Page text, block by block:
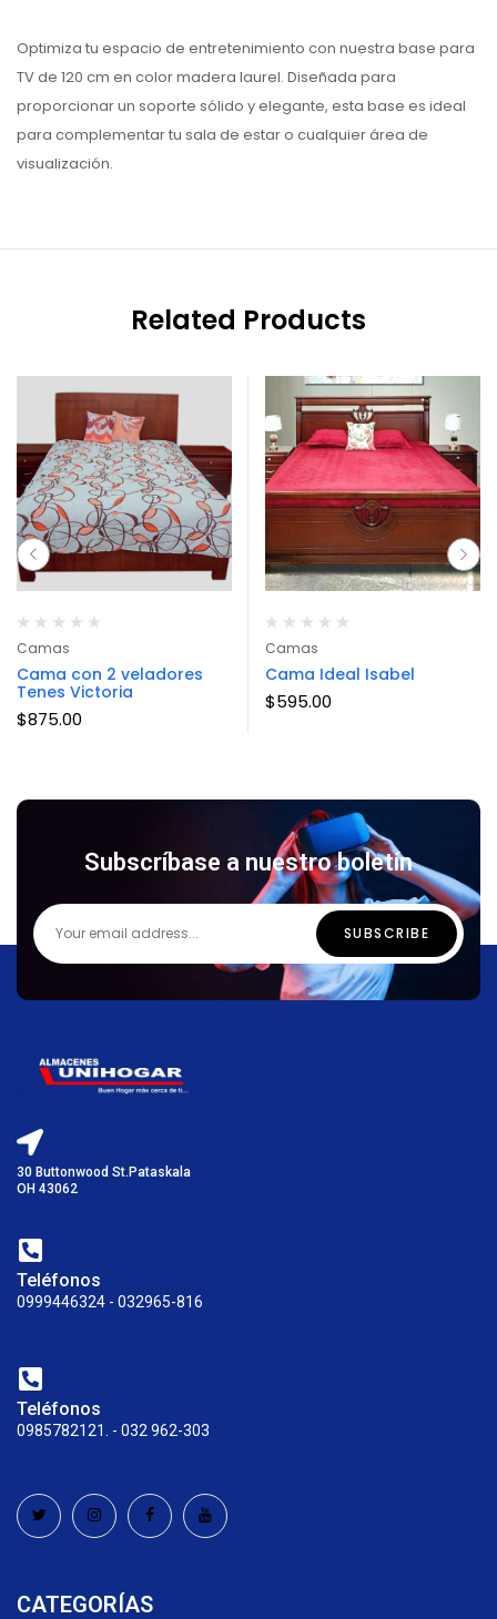
Optimiza tu espacio de entretenimiento con nuestra base para
TV de 120 cm en color madera laurel. Diseñada para
proporcionar un soporte sólido y elegante, esta base es ideal
para complementar tu sala de estar o cualquier área de
visualización.
Related Products
Camas
Cama con 2 veladores
Tenes Victoria
$875.00
Camas
Cama Ideal Isabel
$595.00
Subscríbase a nuestro boletín
30 Buttonwood St.Pataskala
OH 43062
Teléfonos
0999446324 - 032965-816
Teléfonos
0985782121. - 032 962-303
CATEGORÍAS